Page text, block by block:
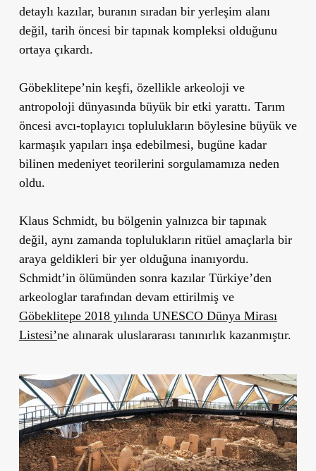
detaylı kazılar, buranın sıradan bir yerleşim alanı
değil, tarih öncesi bir tapınak kompleksi olduğunu
ortaya çıkardı.
Göbeklitepe’nin keşfi, özellikle arkeoloji ve
antropoloji dünyasında büyük bir etki yarattı. Tarım
öncesi avcı-toplayıcı toplulukların böylesine büyük ve
karmaşık yapıları inşa edebilmesi, bugüne kadar
bilinen medeniyet teorilerini sorgulamamıza neden
oldu.
Klaus Schmidt, bu bölgenin yalnızca bir tapınak
değil, aynı zamanda toplulukların ritüel amaçlarla bir
araya geldikleri bir yer olduğuna inanıyordu.
Schmidt’in ölümünden sonra kazılar Türkiye’den
arkeologlar tarafından devam ettirilmiş ve
Göbeklitepe 2018 yılında UNESCO Dünya Mirası
Listesi’ne alınarak uluslararası tanınırlık kazanmıştır.